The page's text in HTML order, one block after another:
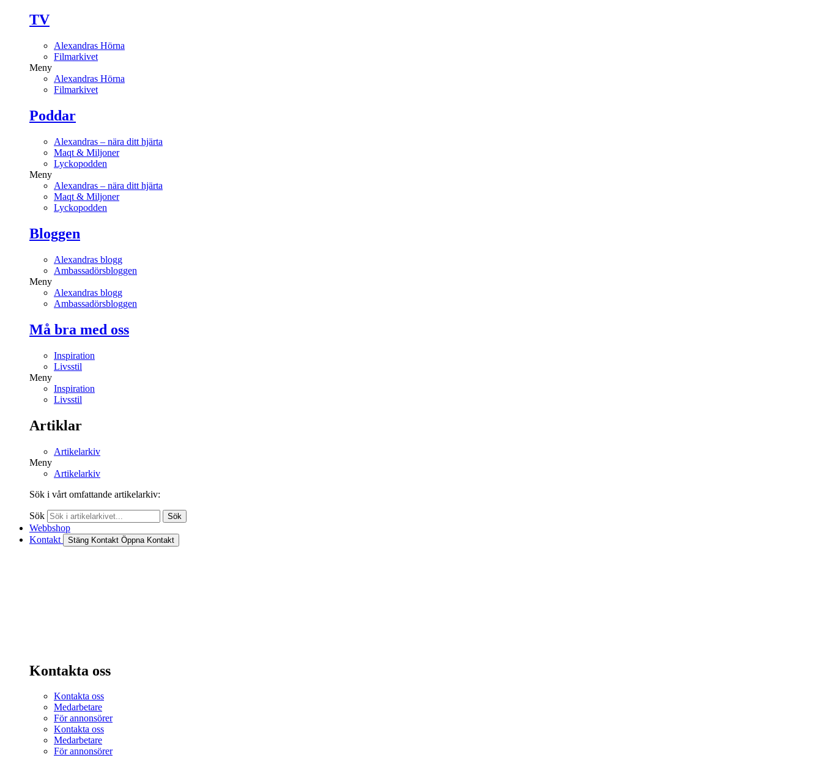
TV
Alexandras Hörna
Filmarkivet
Meny
Alexandras Hörna
Filmarkivet
Poddar
Alexandras – nära ditt hjärta
Maqt & Miljoner
Lyckopodden
Meny
Alexandras – nära ditt hjärta
Maqt & Miljoner
Lyckopodden
Bloggen
Alexandras blogg
Ambassadörsbloggen
Meny
Alexandras blogg
Ambassadörsbloggen
Må bra med oss
Inspiration
Livsstil
Meny
Inspiration
Livsstil
Artiklar
Artikelarkiv
Meny
Artikelarkiv
Sök i vårt omfattande artikelarkiv:
Sök Sök
Webbshop
Kontakt
Stäng Kontakt Öppna Kontakt
Kontakta oss
Kontakta oss
Medarbetare
För annonsörer
Kontakta oss
Medarbetare
För annonsörer